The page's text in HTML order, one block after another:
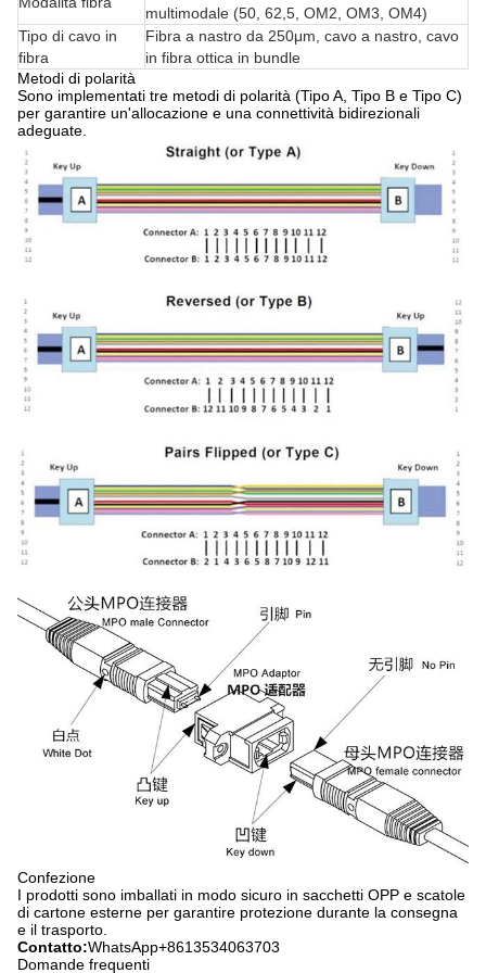
multimodale (50, 62,5, OM2, OM3, OM4)
Tipo di cavo in
fibra
Fibra a nastro da 250μm, cavo a nastro, cavo
in fibra ottica in bundle
Metodi di polarità
Sono implementati tre metodi di polarità (Tipo A, Tipo B e Tipo C)
per garantire un'allocazione e una connettività bidirezionali
adeguate.
Confezione
I prodotti sono imballati in modo sicuro in sacchetti OPP e scatole
di cartone esterne per garantire protezione durante la consegna
e il trasporto.
Contatto:WhatsApp+8613534063703
Domande frequenti